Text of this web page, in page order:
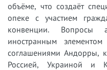
объёме, что создаёт
опеке с участием
конвенции. Вопросы
иностранным элементом
соглашениями Андорры,
Россией, Украиной и